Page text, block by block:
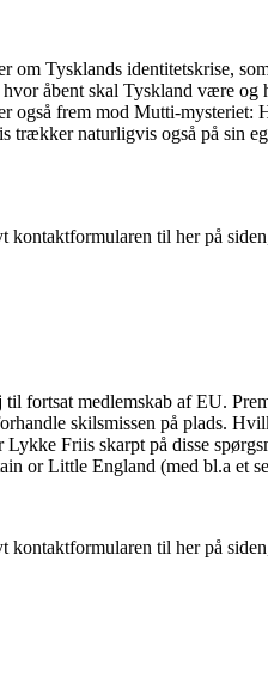
om Tysklands identitetskrise,
hvor åbent skal Tyskland være
også frem mod Mutti-
trækker naturligvis også på sin
kontaktformularen til her på
fortsat medlemskab af EU.
skilsmissen på plads.
Friis skarpt på disse
or Little England (med bl.a et
kontaktformularen til her på